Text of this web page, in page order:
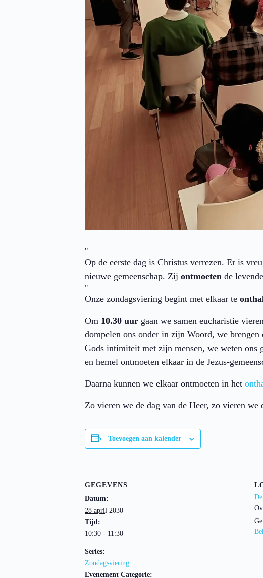
Op de eerste dag is Christus verrezen. Er is
nieuwe gemeenschap. Zij ontmoeten de
Onze zondagsviering begint met elkaar te
Om 10.30 uur gaan we samen eucharistie
dompelen ons onder in zijn Woord, we
Gods intimiteit met zijn mensen, we weten ons
en hemel ontmoeten elkaar in de Jezus-
Daarna kunnen we elkaar ontmoeten in het
Zo vieren we de dag van de Heer, zo vieren
Toevoegen aan kalender
GEGEVENS
Datum:
28 april 2030
Tijd:
10:30 - 11:30
Series:
Zondagsviering
Evenement Categorie: